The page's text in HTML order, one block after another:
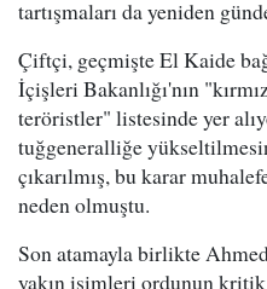
tartışmaları da yeniden
Çiftçi, geçmişte El Kaide
İçişleri Bakanlığı'nın
teröristler" listesinde yer
tuğgeneralliğe
çıkarılmış, bu karar
neden olmuştu.
Son atamayla birlikte
yakın isimleri ordunun